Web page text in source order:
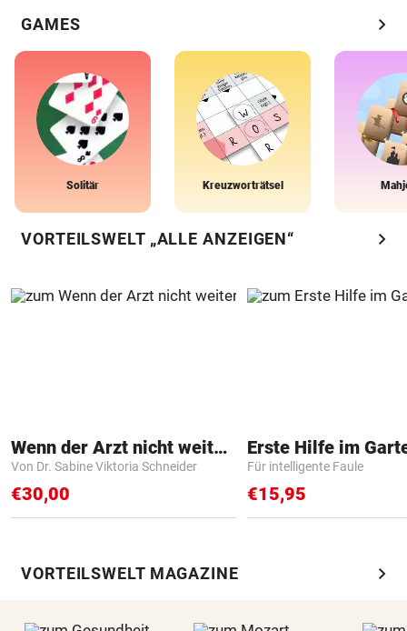
GAMES chevron_right
Solitär Kreuzworträtsel
VORTEILSWELT „ALLE ANZEIGEN“ chevron_right
Wenn der Arzt nicht weiter weiß
Von Dr. Sabine Viktoria Schneider
€30,00
Erste Hilfe im
Für intelligente Faule
€15,95
VORTEILSWELT MAGAZINE chevron_right